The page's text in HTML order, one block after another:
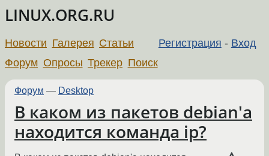
LINUX.ORG.RU
Регистрация - Вход
Новости Галерея Статьи
Форум Опросы Трекер Поиск
Форум — Desktop
В каком из пакетов debian'a
находится команда ip?